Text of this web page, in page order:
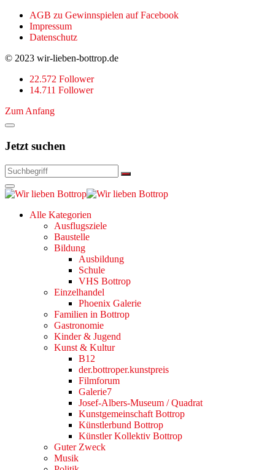
AGB zu Gewinnspielen auf Facebook
Impressum
Datenschutz
© 2023 wir-lieben-bottrop.de
22.572 Follower
14.711 Follower
Zum Anfang
Jetzt suchen
Alle Kategorien
Ausflugsziele
Baustelle
Bildung
Ausbildung
Schule
VHS Bottrop
Einzelhandel
Phoenix Galerie
Familien in Bottrop
Gastronomie
Kinder & Jugend
Kunst & Kultur
B12
der.bottroper.kunstpreis
Filmforum
Galerie7
Josef-Albers-Museum / Quadrat
Kunstgemeinschaft Bottrop
Künstlerbund Bottrop
Künstler Kollektiv Bottrop
Guter Zweck
Musik